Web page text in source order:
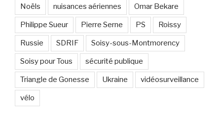
Noëls nuisances aériennes Omar Bekare
Philippe Sueur Pierre Serne PS Roissy
Russie SDRIF Soisy-sous-Montmorency
Soisy pour Tous sécurité publique
Triangle de Gonesse Ukraine vidéosurveillance
vélo